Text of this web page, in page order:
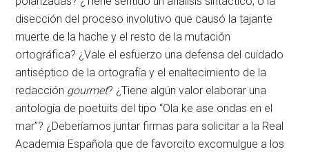
disección del proceso involutivo que causó la tajante
muerte de la hache y el resto de la mutación
ortográfica? ¿Vale el esfuerzo una defensa del cuidado
antiséptico de la ortografía y el enaltecimiento de la
redacción gourmet? ¿Tiene algún valor elaborar una
antología de poetuits del tipo “Ola ke ase ondas en el
mar”? ¿Deberíamos juntar firmas para solicitar a la Real
Academia Española que de favorcito excomulgue a los